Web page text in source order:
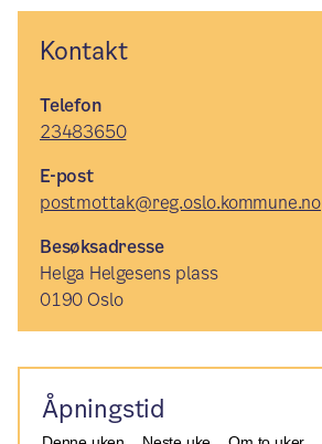
Kontakt
Telefon
23483650
E-post
postmottak@reg.oslo.kommune.no
Besøksadresse
Helga Helgesens plass
0190 Oslo
Åpningstid